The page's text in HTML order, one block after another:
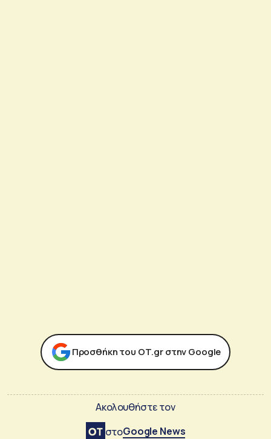
Προσθήκη του ΟΤ.gr στην Google
Ακολουθήστε τον
στοGoogle News